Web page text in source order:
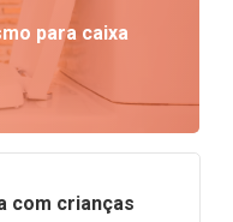
para caixa
com crianças